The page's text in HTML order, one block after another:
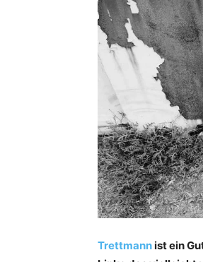
Trettmannist ein